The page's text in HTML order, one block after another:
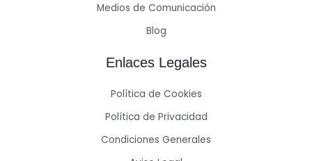
Medios de Comunicación
Blog
Enlaces Legales
Política de Cookies
Política de Privacidad
Condiciones Generales